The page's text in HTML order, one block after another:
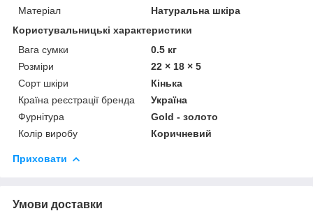
Матеріал
Натуральна шкіра
Користувальницькі характеристики
Вага сумки
0.5 кг
Розміри
22 × 18 × 5
Сорт шкіри
Кінька
Країна реєстрації бренда
Україна
Фурнітура
Gold - золото
Колір виробу
Коричневий
Приховати
Умови доставки